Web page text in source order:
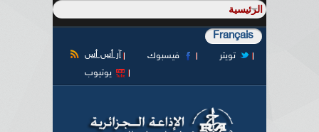
Français
آر أس أس فيسبوك
تويتر
يوتيوب